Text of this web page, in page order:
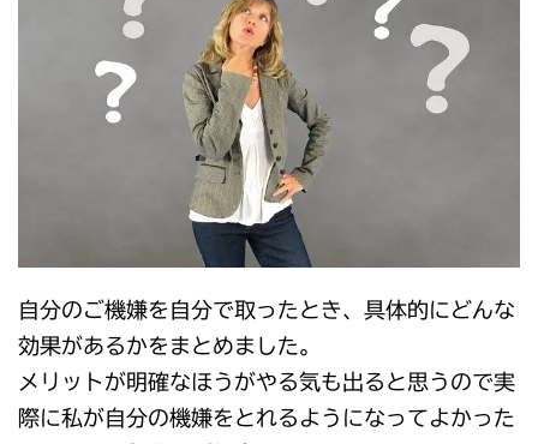
自分のご機嫌を自分で取ったとき、具体的にどんな
効果があるかをまとめました。
メリットが明確なほうがやる気も出ると思うので実
際に私が自分の機嫌をとれるようになってよかった